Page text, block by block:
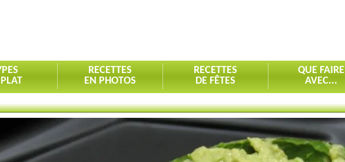
RECETTES
EN PHOTOS
RECETTES
DE FÊTES
QUE FAIRE
AVEC...